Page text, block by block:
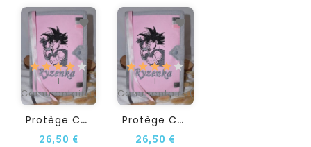
1
Commentaire(s)
P
Rotège Carnet De Santé...
26,50 €
1
Commentaire(s)
P
Rotège Carnet De Santé...
26,50 €